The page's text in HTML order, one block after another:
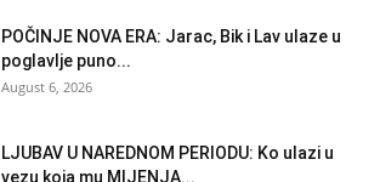
POČINJE NOVA ERA: Jarac, Bik i Lav ulaze u
poglavlje puno...
August 6, 2026
LJUBAV U NAREDNOM PERIODU: Ko ulazi u
vezu koja mu MIJENJA...